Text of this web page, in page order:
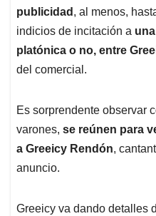
publicidad , al menos,
indicios de incitación a
platónica o no, entre
del comercial.
Es sorprendente observar
varones, se reúnen para
a Greeicy Rendón,
anuncio.
Greeicy va dando detalles